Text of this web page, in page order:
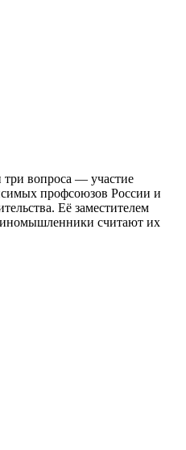
три вопроса — участие
профсоюзов России и
Её заместителем
считают их